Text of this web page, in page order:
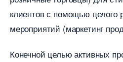
клиентов с помощью целого
мероприятий (маркетинг
Конечной целью активных